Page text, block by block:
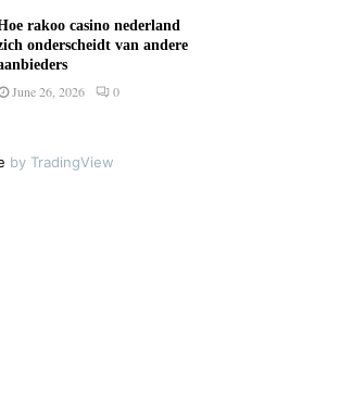
rakoo casino nederland
onderscheidt van andere
June 26, 2026 0
by TradingView